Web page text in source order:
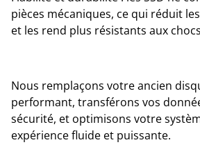
pièces mécaniques, ce qui réduit
et les rend plus résistants aux
Nous remplaçons votre ancien
performant, transférons vos
sécurité, et optimisons votre
expérience fluide et puissante.